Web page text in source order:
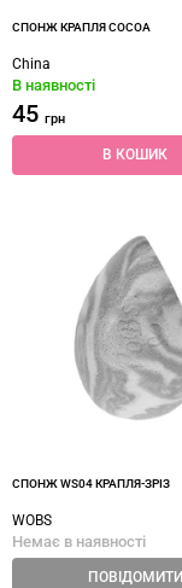
СПОНЖ КРАПЛЯ COCOA
China
В наявності
45 грн
В КОШИК
СПОНЖ WS04 КРАПЛЯ-ЗРІЗ
WOBS
Немає в наявності
ПОВІДОМИТИ